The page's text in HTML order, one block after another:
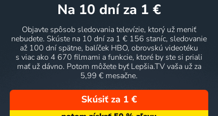
na 10 dní za 1 €
Objavte spôsob sledovania televízie, ktorý už meniť
nebudete. Skúste na 10 dní za 1 € 156 staníc, sledovanie
až 100 dní spätne, balíček HBO, obrovskú videotéku
s viac ako 4 670 filmami a funkcie, ktoré by ste si priali
mať už dávno. Potom môžete byť Lepšia.TV vaša už za
5,99 € mesačne.
Skúsiť za 1 €